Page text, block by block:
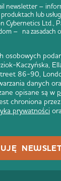
newsletter –
lub
Cybernetics Ltd.,
– na zasadach
osobowych
Kaczyńska,
86-90,
danych
opisane są w
chroniona
prywatności